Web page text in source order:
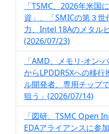
「TSMC、2026年米国
資」、「SMICの第３
力、Intel 18Aのメタル
(2026/07/23)
「AMD、メモリ-オン-
からLPDDR5Xへの移
ル開発者、専用チップ
狙う」(2026/07/14)
「図研、TSMC Open
EDAアライアンスに参